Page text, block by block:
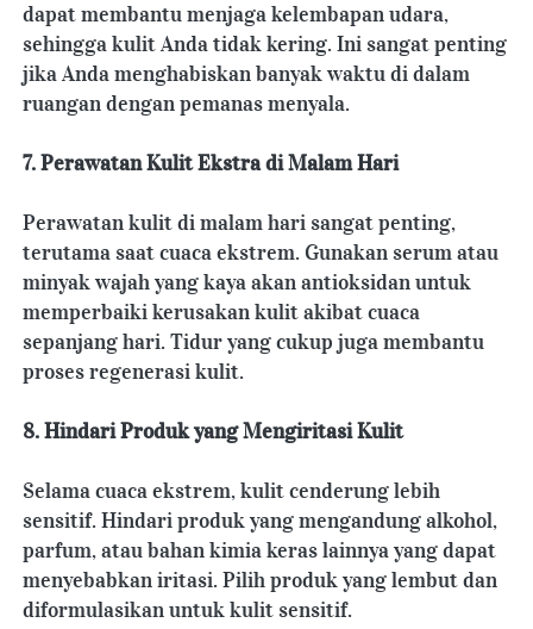
dapat membantu menjaga kelembapan udara,
sehingga kulit Anda tidak kering. Ini sangat penting
jika Anda menghabiskan banyak waktu di dalam
ruangan dengan pemanas menyala.
7. Perawatan Kulit Ekstra di Malam Hari
Perawatan kulit di malam hari sangat penting,
terutama saat cuaca ekstrem. Gunakan serum atau
minyak wajah yang kaya akan antioksidan untuk
memperbaiki kerusakan kulit akibat cuaca
sepanjang hari. Tidur yang cukup juga membantu
proses regenerasi kulit.
8. Hindari Produk yang Mengiritasi Kulit
Selama cuaca ekstrem, kulit cenderung lebih
sensitif. Hindari produk yang mengandung alkohol,
parfum, atau bahan kimia keras lainnya yang dapat
menyebabkan iritasi. Pilih produk yang lembut dan
diformulasikan untuk kulit sensitif.